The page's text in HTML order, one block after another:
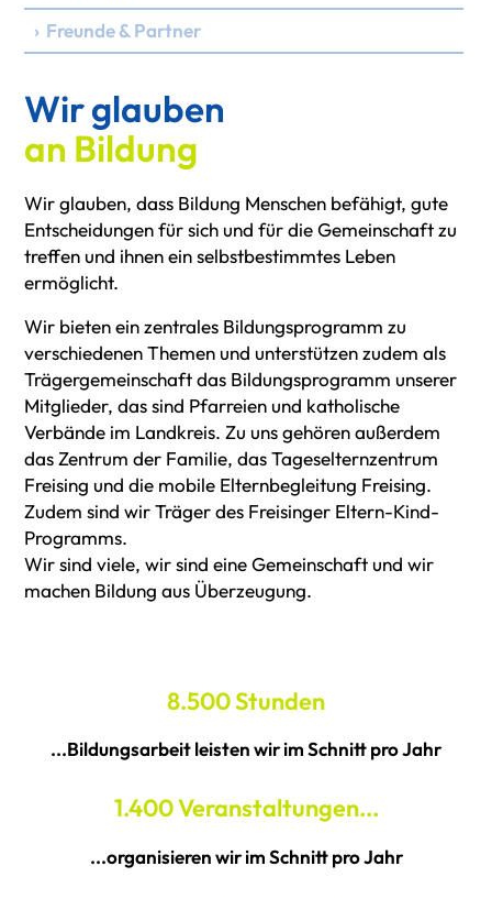
Wir glauben
an Bildung
Wir glauben, dass Bildung Menschen befähigt, gute
Entscheidungen für sich und für die Gemeinschaft zu
treffen und ihnen ein selbstbestimmtes Leben
ermöglicht.
Wir bieten ein zentrales Bildungsprogramm zu
verschiedenen Themen und unterstützen zudem als
Trägergemeinschaft das Bildungsprogramm unserer
Mitglieder, das sind Pfarreien und katholische
Verbände im Landkreis. Zu uns gehören außerdem
das Zentrum der Familie, das Tageselternzentrum
Freising und die mobile Elternbegleitung Freising.
Zudem sind wir Träger des Freisinger Eltern-Kind-
Programms.
Wir sind viele, wir sind eine Gemeinschaft und wir
machen Bildung aus Überzeugung.
› Freunde & Partner
8.500 Stunden
...Bildungsarbeit leisten wir im Schnitt pro Jahr
1.400 Veranstaltungen...
...organisieren wir im Schnitt pro Jahr